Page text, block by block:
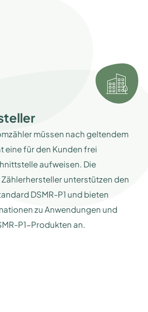
müssen nach geltendem
eine für den Kunden frei
aufweisen. Die
unterstützen den
DSMR-P1 und bieten
zu Anwendungen und
P1-Produkten an.